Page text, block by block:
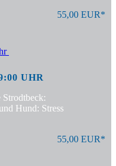
55,00 EUR*
UHR
Strodtbeck:
Hund: Stress
55,00 EUR*